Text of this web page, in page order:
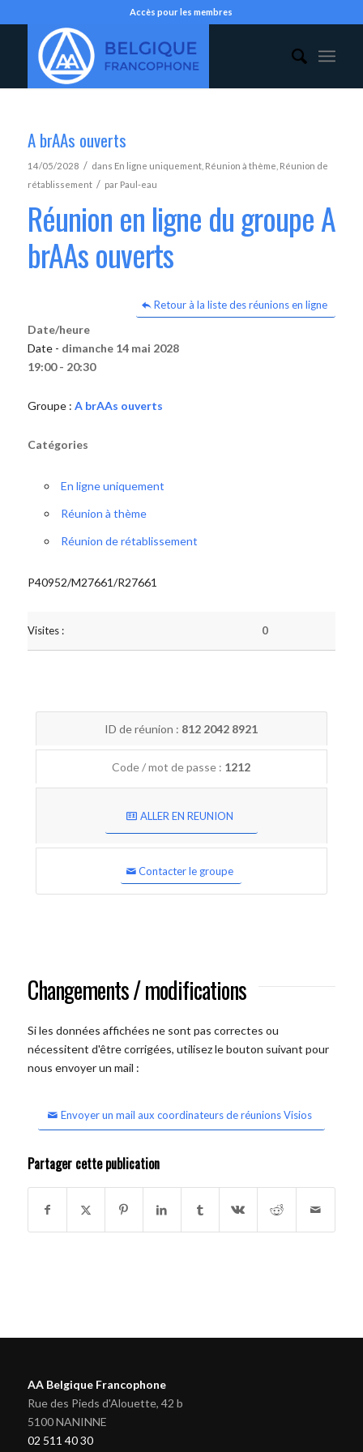
Accès pour les membres
A brAAs ouverts
14/05/2028 / dans En ligne uniquement, Réunion à thème Réunion de
rétablissement / par Paul-eau
Réunion en ligne du groupe A
brAAs ouverts
Retour à la liste des réunions en ligne
Date/heure
Date - dimanche 14 mai 2028
19:00 - 20:30
Groupe : A brAAs ouverts
Catégories
En ligne uniquement
Réunion à thème
Réunion de rétablissement
P40952/M27661/R27661
Visites : 0
ID de réunion : 812 2042 8921
Code / mot de passe : 1212
ALLER EN REUNION
Contacter le groupe
Changements / modifications
Si les données affichées ne sont pas correctes ou
nécessitent d'être corrigées, utilisez le bouton suivant pour
nous envoyer un mail :
Envoyer un mail aux coordinateurs de réunions Visios
Partager cette publication
AA Belgique Francophone
Rue des Pieds d'Alouette, 42 b
5100 NANINNE
02 511 40 30